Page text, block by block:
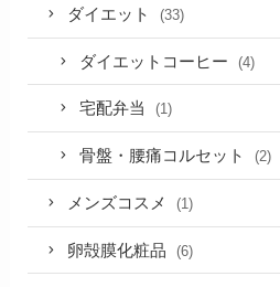
ダイエット (33)
ダイエットコーヒー (4)
宅配弁当 (1)
骨盤・腰痛コルセット (2)
メンズコスメ (1)
卵殻膜化粧品 (6)